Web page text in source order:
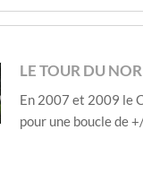
LE TOUR DU
En 2007 et 2009 le
pour une boucle de